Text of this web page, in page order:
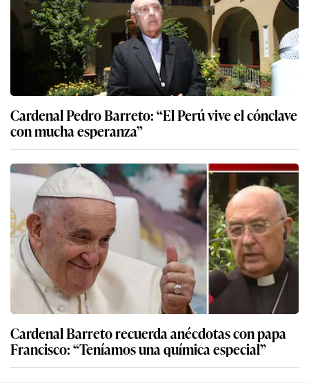
Cardenal Pedro Barreto: “El Perú vive el cónclave
con mucha esperanza”
Cardenal Barreto recuerda anécdotas con papa
Francisco: “Teníamos una química especial”